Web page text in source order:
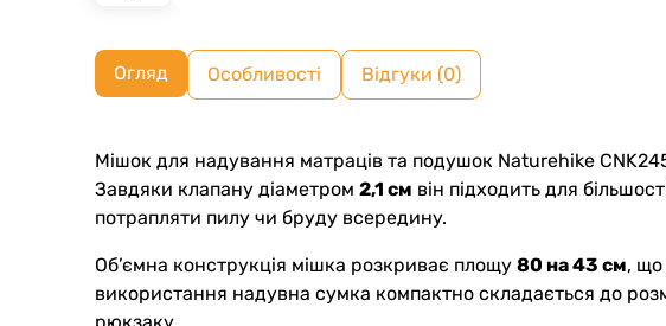
Огляд Особливості Відгуки (0)
Мішок для надування матраців та подушок Naturehike
Завдяки клапану діаметром 2,1 см він підходить для
потрапляти пилу чи бруду всередину.
Об’ємна конструкція мішка розкриває площу 80 на 43 см, що
використання надувна сумка компактно складається до